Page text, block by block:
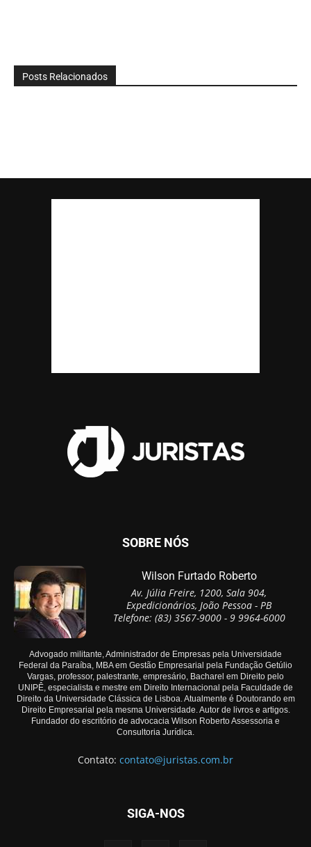
Posts Relacionados
SOBRE NÓS
Wilson Furtado Roberto
Av. Júlia Freire, 1200, Sala 904,
Expedicionários, João Pessoa - PB
Telefone: (83) 3567-9000 - 9 9964-6000
Advogado militante, Administrador de Empresas pela Universidade
Federal da Paraíba, MBA em Gestão Empresarial pela Fundação Getúlio
Vargas, professor, palestrante, empresário, Bacharel em Direito pelo
UNIPÊ, especialista e mestre em Direito Internacional pela Faculdade de
Direito da Universidade Clássica de Lisboa. Atualmente é Doutorando em
Direito Empresarial pela mesma Universidade. Autor de livros e artigos.
Fundador do escritório de advocacia Wilson Roberto Assessoria e
Consultoria Jurídica.
Contato: contato@juristas.com.br
SIGA-NOS